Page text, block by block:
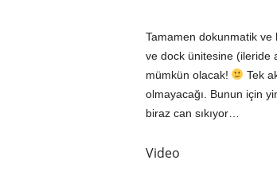
Tamamen dokunmatik
ve dock ünitesine (ileride
mümkün olacak!
Tek
olmayacağı. Bunun için
biraz can sıkıyor…
Video